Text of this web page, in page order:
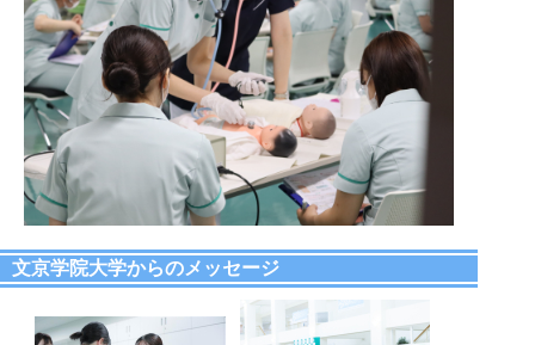
文京学院大学からのメッセージ